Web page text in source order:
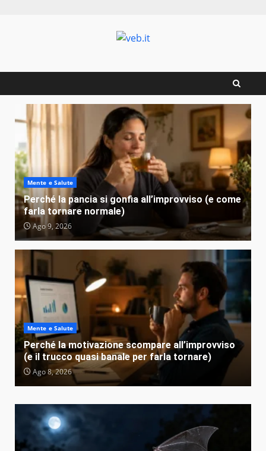
Mente e Salute
Perché la pancia si gonfia all’improvviso (e come
farla tornare normale)
Ago 9, 2026
Mente e Salute
Perché la motivazione scompare all’improvviso
(e il trucco quasi banale per farla tornare)
Ago 8, 2026